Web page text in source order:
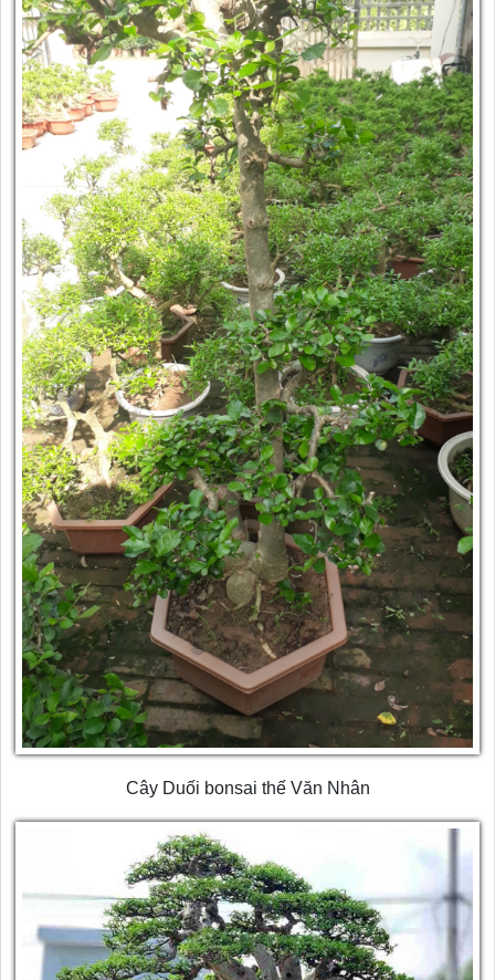
Cây Duối bonsai thế Văn Nhân